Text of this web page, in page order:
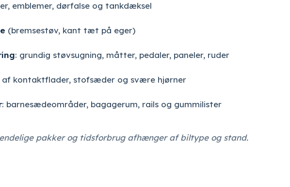
emblemer, dørfalse og tankdæksel
(bremsestøv, kant tæt på eger)
: grundig støvsugning, måtter, pedaler, paneler, ruder
af kontaktflader, stofsæder og svære hjørner
: barnesædeområder, bagagerum, rails og gummilister
pakker og tidsforbrug afhænger af biltype og stand.